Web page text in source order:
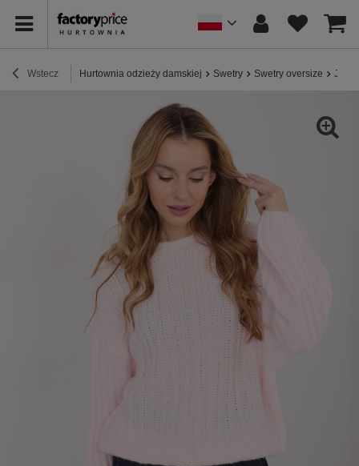
Wstecz Hurtownia odzieży damskiej Swetry Swetry oversize